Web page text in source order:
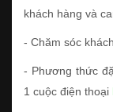
khách hàng và
- Chăm sóc
- Phương thức
1 cuộc điện thoại